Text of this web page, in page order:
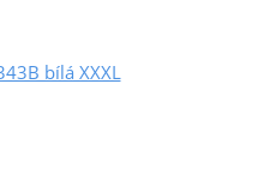
bílá XXXL